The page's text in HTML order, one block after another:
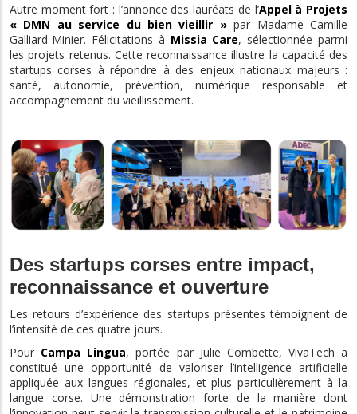
Autre moment fort : l’annonce des lauréats de l’Appel à Projets
« DMN au service du bien vieillir »par Madame Camille
Galliard-Minier. Félicitations à Missia Care, sélectionnée parmi
les projets retenus. Cette reconnaissance illustre la capacité des
startups corses à répondre à des enjeux nationaux majeurs :
santé, autonomie, prévention, numérique responsable et
accompagnement du vieillissement.
Des startups corses entre impact,
reconnaissance et ouverture
Les retours d’expérience des startups présentes témoignent de
l’intensité de ces quatre jours.
Pour Campa Lingua, portée par Julie Combette, VivaTech a
constitué une opportunité de valoriser l’intelligence artificielle
appliquée aux langues régionales, et plus particulièrement à la
langue corse. Une démonstration forte de la manière dont